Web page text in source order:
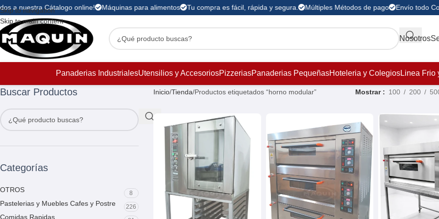
Skip to navigation
Skip to main content
a nuestra Cátalogo online! Máquinas para alimentos Tu compra es fácil, rápida y segura. Múltiples Métodos de pago Envío todo
Nosotros
Panaderias IndustrialesUtensilios y AccesoriosPizzeriasPanaderias PequeñasHoteleria y ColegiosLinea Frio
Buscar Productos
Categorías
OTROS 8
Pastelerias y Muebles Cafes y Postre 226
Comidas Rapidas
Inicio Tienda Productos etiquetados “horno modular” Mostrar 100 200